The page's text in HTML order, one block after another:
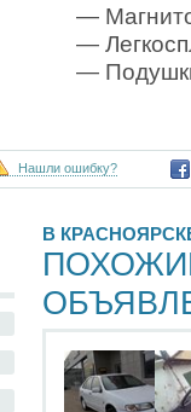
—
—
—
Нашли ошибку?
В